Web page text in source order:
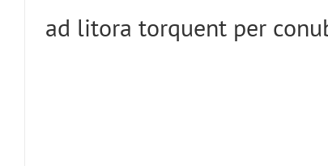
ad litora torquent per